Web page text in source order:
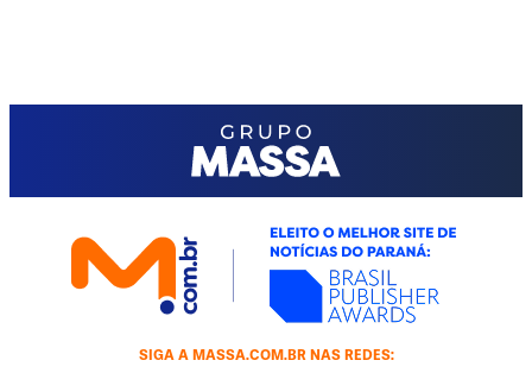
SIGA A MASSA.COM.BR NAS REDES: